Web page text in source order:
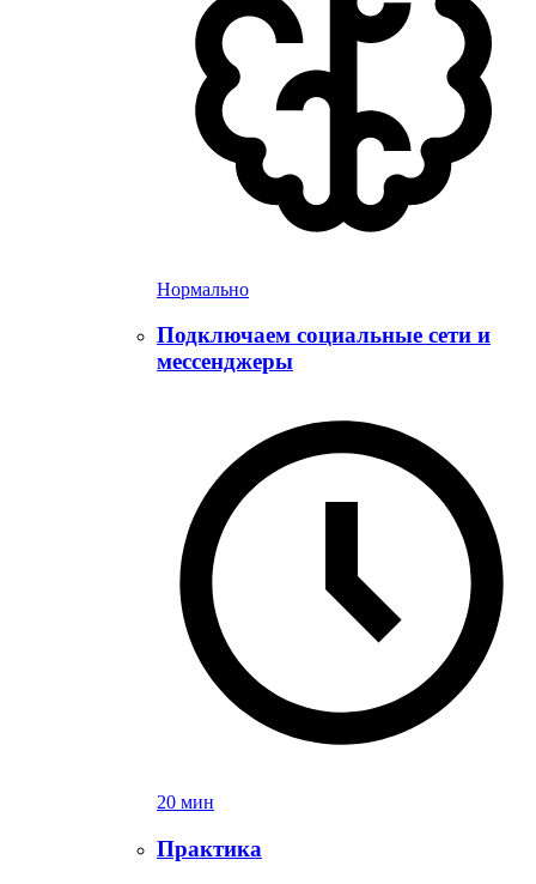
Нормально
Подключаем социальные сети и
мессенджеры
20 мин
Практика